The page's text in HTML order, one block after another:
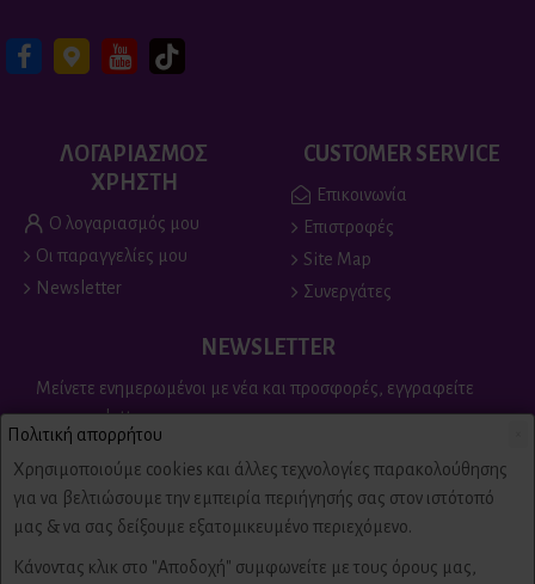
ΛΟΓΑΡΙΑΣΜΟΣ
ΧΡΗΣΤΗ
Ο λογαριασμός μου
Οι παραγγελίες μου
Newsletter
CUSTOMER SERVICE
Επικοινωνία
Επιστροφές
Site Map
Συνεργάτες
NEWSLETTER
Μείνετε ενημερωμένοι με νέα και προσφορές, εγγραφείτε
στο newsletter
Send
Πολιτική απορρήτου & όροι χρήσης
Πολιτική απορρήτου
Χρησιμοποιούμε cookies και άλλες τεχνολογίες παρακολούθησης
για να βελτιώσουμε την εμπειρία περιήγησής σας στον ιστότοπό
μας & να σας δείξουμε εξατομικευμένο περιεχόμενο.
Κάνοντας κλικ στο "Αποδοχή" συμφωνείτε με τους όρους μας,